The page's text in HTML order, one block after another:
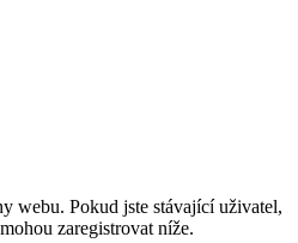
webu. Pokud jste stávající uživatel,
zaregistrovat níže.